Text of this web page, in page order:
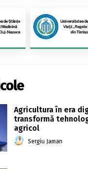
Agricultura în era
transformă
agricol
Sergiu Jaman